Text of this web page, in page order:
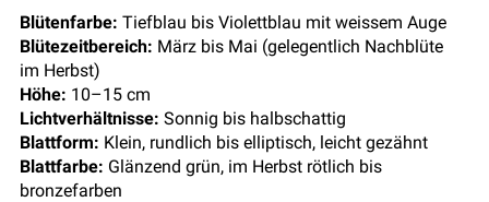
Blütenfarbe: Tiefblau bis Violettblau mit weissem Auge
Blütezeitbereich: März bis Mai (gelegentlich Nachblüte
im Herbst)
Höhe: 10–15 cm
Lichtverhältnisse: Sonnig bis halbschattig
Blattform: Klein, rundlich bis elliptisch, leicht gezähnt
Blattfarbe: Glänzend grün, im Herbst rötlich bis
bronzefarben